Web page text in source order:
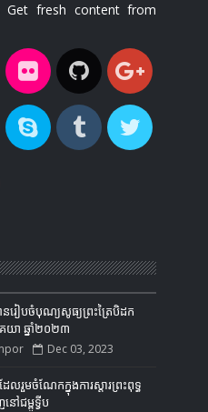
Get fresh content from
ធានរៀបចំបុណ្យសូធ្យព្រះត្រៃបិដក
គយា ឆ្នាំ២០២៣
Dec 03, 2023
រួមចំណែកក្នុងការស្ដារព្រះពុទ្ធ
ៅជម្ពូទ្វីប